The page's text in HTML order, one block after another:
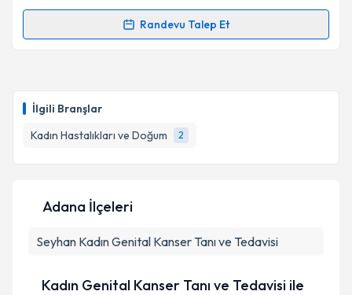
İlgili Branşlar
Kadın Hastalıkları ve Doğum
2
Takvim Talebini Gönder
Randevu Talep Et
Randevu Takvimi Talebi
için bir takvim hazırlandığında e-posta ile
bilgilendireceğiz.
E-posta Adresiniz
Kişisel verilerimin işlenmesine ilişkinAydınlatma
Adana İlçeleri
Seyhan Kadın Genital Kanser Tanı ve Tedavisi
Kadın Genital Kanser Tanı ve Tedavisi ile